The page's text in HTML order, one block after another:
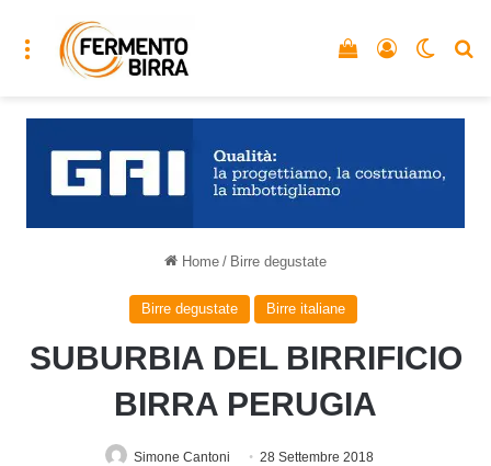
Menu Accedi
Vedi il carrello
Home / Birre degustate
Birre degustate Birre italiane
SUBURBIA DEL BIRRIFICIO
BIRRA PERUGIA
Simone Cantoni 28 Settembre 2018